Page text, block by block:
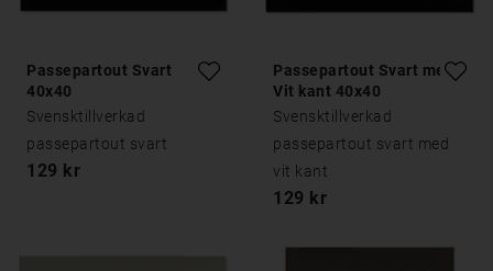
Passepartout Svart
40x40
Svensktillverkad
passepartout svart
129 kr
Passepartout Svart med
Vit kant 40x40
Svensktillverkad
passepartout svart med
vit kant
129 kr